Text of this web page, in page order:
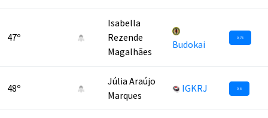
47º
Isabella
Rezende
Magalhães
Budokai
0,75
48º
Júlia Araújo
Marques
IGKRJ 0,6